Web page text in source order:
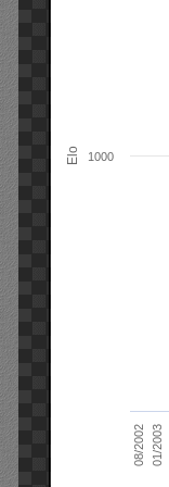
Elo
08/2002 01/2003
1000